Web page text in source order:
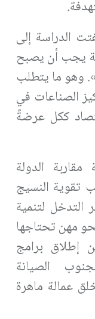
الدراسة إلى
يجب أن يصبح
وهو ما يتطلب
الصناعات في
ككل عرضةً
الدولة
تقوية النسيج
التدخل لتنمية
مهن تحتاجها
إطلاق برامج
الصيانة
عمالة ماهرة